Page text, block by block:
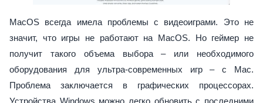
MacOS всегда имела проблемы с видеоиграми. Это не
значит, что игры не работают на MacOS. Но геймер не
получит такого объема выбора – или необходимого
оборудования для ультра-современных игр – с Mac.
Проблема заключается в графических процессорах.
Устройства Windows можно легко обновить с последними